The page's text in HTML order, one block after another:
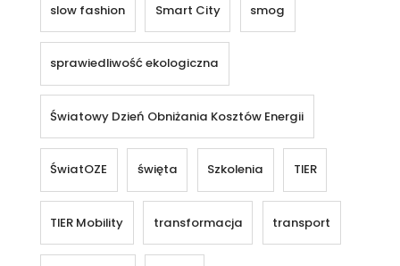
slow fashion Smart City smog
sprawiedliwość ekologiczna
Światowy Dzień Obniżania Kosztów Energii
ŚwiatOZE święta Szkolenia TIER
TIER Mobility transformacja transport